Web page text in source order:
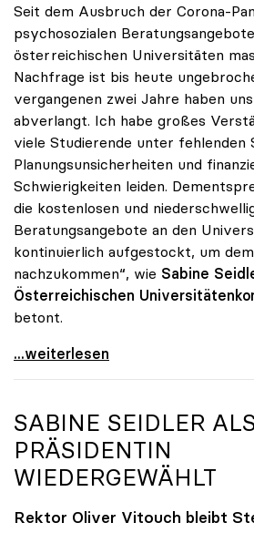
Seit dem Ausbruch der Corona-
psychosozialen
österreichischen Universitäten
Nachfrage ist bis heute
vergangenen zwei Jahre haben
abverlangt. Ich habe großes
viele Studierende unter fehlenden
Planungsunsicherheiten und
Schwierigkeiten leiden.
die kostenlosen und
Beratungsangebote an den
kontinuierlich aufgestockt, um
nachzukommen“, wie Sabine
Österreichischen
betont.
Große Nachfrage: Psychologische
...weiterlesen
SABINE SEIDLER
PRÄSIDENTIN
WIEDERGEWÄHLT
Rektor Oliver Vitouch bleibt